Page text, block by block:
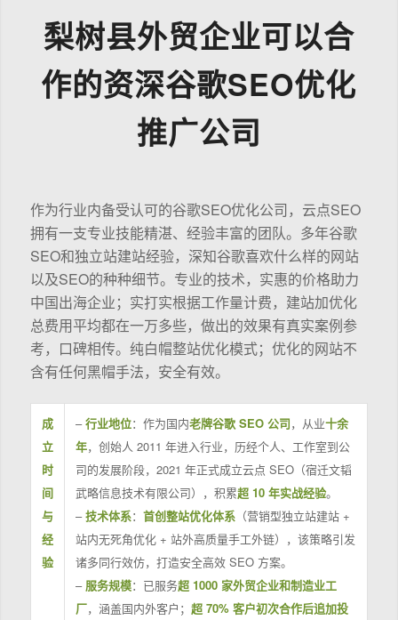
梨树县外贸企业可以合
作的资深谷歌SEO优化
推广公司
作为行业内备受认可的谷歌SEO优化公司，云点SEO
拥有一支专业技能精湛、经验丰富的团队。多年谷歌
SEO和独立站建站经验，深知谷歌喜欢什么样的网站
以及SEO的种种细节。专业的技术，实惠的价格助力
中国出海企业；实打实根据工作量计费，建站加优化
总费用平均都在一万多些，做出的效果有真实案例参
考，口碑相传。纯白帽整站优化模式；优化的网站不
含有任何黑帽手法，安全有效。
成
立
时
间
与
经
验
–行业地位：作为国内老牌谷歌 SEO 公司，从业十余
年，创始人 2011 年进入行业，历经个人、工作室到公
司的发展阶段，2021 年正式成立云点 SEO（宿迁文韬
武略信息技术有限公司），积累超 10 年实战经验。
–技术体系： 首创整站优化体系（营销型独立站建站 +
站内无死角优化 + 站外高质量手工外链），该策略引发
诸多同行效仿，打造安全高效 SEO 方案。
– 服务规模：已服务超 1000 家外贸企业和制造业工
厂，涵盖国内外客户； 超 70% 客户初次合作后追加投